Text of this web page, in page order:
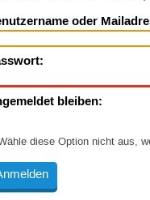
oder
bleiben:
diese Option nicht aus,